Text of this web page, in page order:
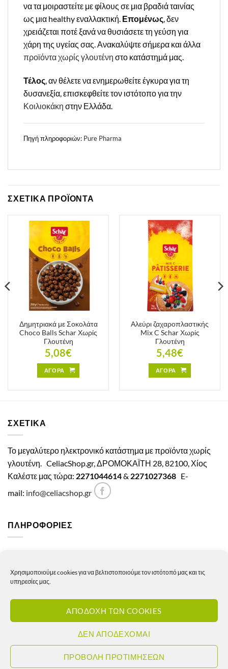
Χρησιμοποιούμε cookies για να βελτιστοποιούμε τον ιστότοπό μας και τις
υπηρεσίες μας.
ΑΠΟΔΟΧΗ ΤΩΝ COOKIES
ΔΕΝ ΑΠΟΔΕΧΟΜΑΙ
ΠΡΟΒΟΛΗ ΠΡΟΤΙΜΗΣΕΩΝ
να τα μοιραστείτε με φίλους σε μια βραδιά ταινίας
ως μια healthy εναλλακτική. Επομένως, δεν
χρειάζεται ποτέ ξανά να θυσιάσετε τη γεύση για
χάρη της υγείας σας. Ανακαλύψτε σήμερα και άλλα
προϊόντα χωρίς γλουτένη στο κατάστημά μας.
Τέλος , αν θέλετε να ενημερωθείτε έγκυρα για τη
δυσανεξία, επισκεφθείτε τον ιστότοπο για την
Κοιλιοκάκη στην Ελλάδα.
Πηγή πληροφοριών: Pure Pharma
ΣΧΕΤΙΚΑ ΠΡΟΪΟΝΤΑ
Δημητριακά με Σοκολάτα
Choco Balls Schar Χωρίς
Γλουτένη
5,08€
ΑΓΟΡΑ
Αλεύρι ζαχαροπλαστικής
Mix C Schar Χωρίς
Γλουτένη
5,48€
ΑΓΟΡΑ
ΣΧΕΤΙΚΑ
Το μεγαλύτερο ηλεκτρονικό κατάστημα με προϊόντα χωρίς
γλουτένη. CeliacShop.gr, ΔΡΟΜΟΚΑΪΤΗ 28, 82100, Χίος
Καλέστε μας τώρα: 2271044614& 2271027368 E-
mail: info@celiacshop.gr
ΠΛΗΡΟΦΟΡΙΕΣ
Πολιτική Απορρήτου
Πολιτική επιστροφών – ακυρώσεων
Πολιτική αποστολών